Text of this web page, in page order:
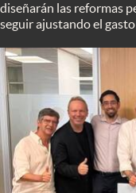
Infotechnology
Clase
Clima
Mundial 2026
Eventos Corporativos
El Cronista Studio
diseñarán las reformas
seguir ajustando el